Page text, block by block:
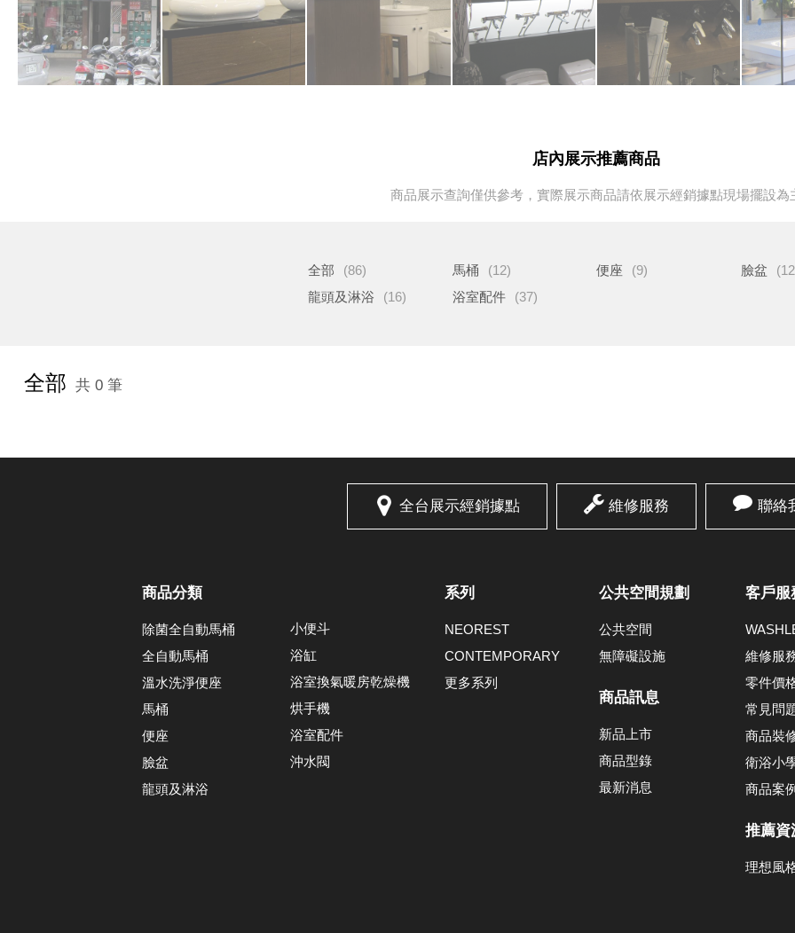
店內展示推薦商品
商品展示查詢僅供參考，實際展示商品請依展示經銷據點現場擺設為
全部 (86) 馬桶 (12) 便座 (9) 臉盆
龍頭及淋浴
(16) 浴室配件 (37)
全部 共 0 筆
全台展示經銷據點 維修服務 聯絡
商品分類
除菌全自動馬桶
全自動馬桶
溫水洗淨便座
馬桶
便座
臉盆
龍頭及淋浴
小便斗
浴缸
浴室換氣暖房乾燥機
烘手機
浴室配件
沖水閥
系列
NEOREST
CONTEMPORARY
更多系列
公共空間規劃
公共空間
無障礙設施
商品訊息
新品上市
商品型錄
最新消息
客戶服
維修服
零件價
常見問
商品裝
衛浴小
商品案
推薦資
理想風